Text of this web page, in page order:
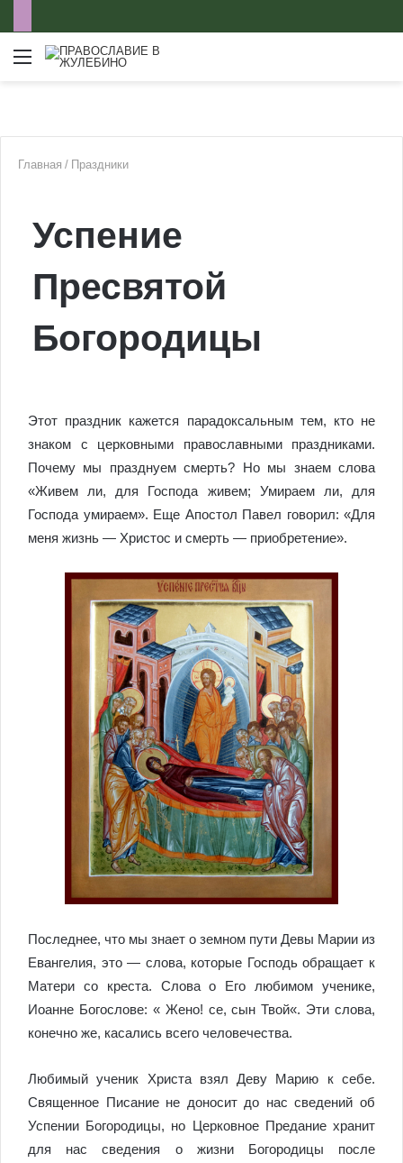
Меню
Главная / Праздники
Успение
Пресвятой
Богородицы
Этот праздник кажется парадоксальным тем, кто не
знаком с церковными православными праздниками.
Почему мы празднуем смерть? Но мы знаем слова
«Живем ли, для Господа живем; Умираем ли, для
Господа умираем». Еще Апостол Павел говорил: «Для
меня жизнь — Христос и смерть — приобретение».
Последнее, что мы знает о земном пути Девы Марии из
Евангелия, это — слова, которые Господь обращает к
Матери со креста. Слова о Его любимом ученике,
Иоанне Богослове: «Жено! се, сын Твой«. Эти слова,
конечно же, касались всего человечества.
Любимый ученик Христа взял Деву Марию к себе.
Священное Писание не доносит до нас сведений об
Успении Богородицы, но Церковное Предание хранит
для нас сведения о жизни Богородицы после